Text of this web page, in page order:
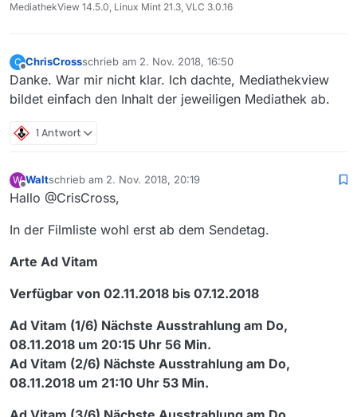
MediathekView 14.5.0, Linux Mint 21.3, VLC 3.0.16
C
Offline
ChrisCrossschrieb am 2. Nov. 2018, 16:50
zuletzt editiert von
Danke. War mir nicht klar. Ich dachte, Mediathekview
bildet einfach den Inhalt der jeweiligen Mediathek ab.
1 Antwort
W
Offline
Waltschrieb am 2. Nov. 2018, 20:19
zuletzt editiert von
Hallo @CrisCross,
In der Filmliste wohl erst ab dem Sendetag.
Arte Ad Vitam
Verfügbar von 02.11.2018 bis 07.12.2018
Ad Vitam (1/6) Nächste Ausstrahlung am Do,
08.11.2018 um 20:15 Uhr 56 Min.
Ad Vitam (2/6) Nächste Ausstrahlung am Do,
08.11.2018 um 21:10 Uhr 53 Min.